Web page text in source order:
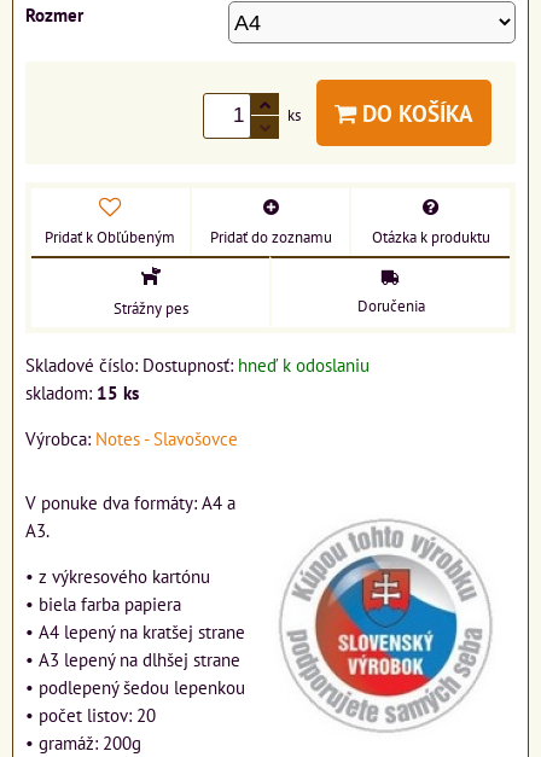
Rozmer
ks DO KOŠÍKA
Pridať k Obľúbeným Pridať do zoznamu Otázka k produktu
Strážny pes Doručenia
Skladové číslo: Dostupnosť: hneď k odoslaniu
skladom: 15 ks
Výrobca: Notes - Slavošovce
V ponuke dva formáty: A4 a
A3.
• z výkresového kartónu
• biela farba papiera
• A4 lepený na kratšej strane
• A3 lepený na dlhšej strane
• podlepený šedou lepenkou
• počet listov: 20
• gramáž: 200g